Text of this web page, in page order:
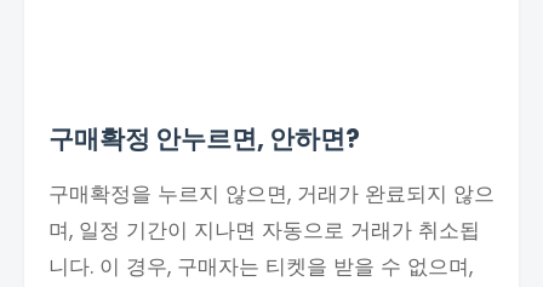
구매확정 안누르면, 안하면?
구매확정을 누르지 않으면, 거래가 완료되지 않으
며, 일정 기간이 지나면 자동으로 거래가 취소됩
니다. 이 경우, 구매자는 티켓을 받을 수 없으며,